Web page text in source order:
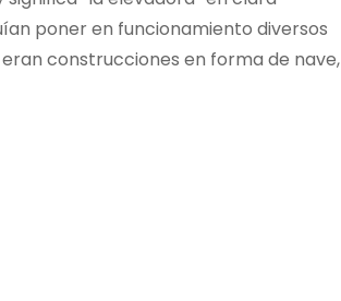
poner en funcionamiento diversos
eran construcciones en forma de nave,